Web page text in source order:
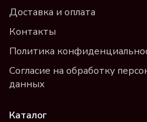
Доставка и оплата
Контакты
Политика
Согласие на обработку
данных
Каталог